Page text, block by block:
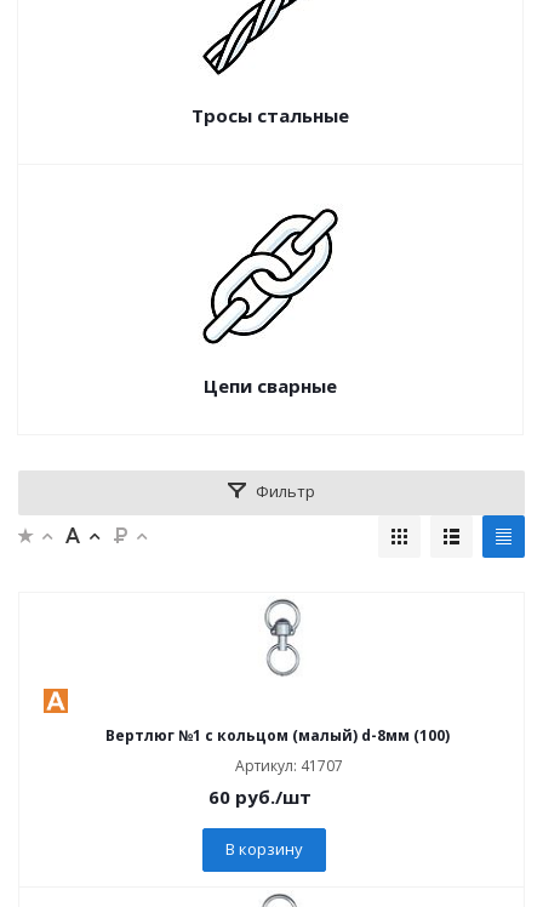
Тросы стальные
Цепи сварные
Фильтр
Вертлюг №1 с кольцом (малый) d-8мм (100)
Артикул: 41707
60руб./шт
В корзину